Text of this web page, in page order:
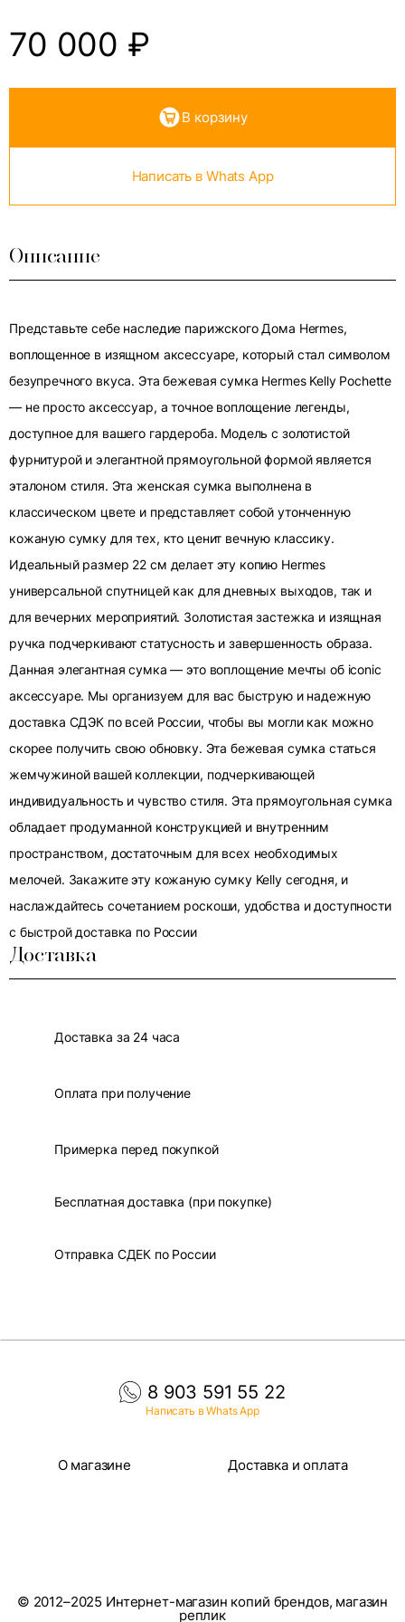
70 000 ₽
В корзину
Написать в Whats App
Описание
Представьте себе наследие парижского Дома Hermes,
воплощенное в изящном аксессуаре, который стал символом
безупречного вкуса. Эта бежевая сумка Hermes Kelly Pochette
— не просто аксессуар, а точное воплощение легенды,
доступное для вашего гардероба. Модель с золотистой
фурнитурой и элегантной прямоугольной формой является
эталоном стиля. Эта женская сумка выполнена в
классическом цвете и представляет собой утонченную
кожаную сумку для тех, кто ценит вечную классику.
Идеальный размер 22 см делает эту копию Hermes
универсальной спутницей как для дневных выходов, так и
для вечерних мероприятий. Золотистая застежка и изящная
ручка подчеркивают статусность и завершенность образа.
Данная элегантная сумка — это воплощение мечты об iconic
аксессуаре. Мы организуем для вас быструю и надежную
доставка СДЭК по всей России, чтобы вы могли как можно
скорее получить свою обновку. Эта бежевая сумка статься
жемчужиной вашей коллекции, подчеркивающей
индивидуальность и чувство стиля. Эта прямоугольная сумка
обладает продуманной конструкцией и внутренним
пространством, достаточным для всех необходимых
мелочей. Закажите эту кожаную сумку Kelly сегодня, и
наслаждайтесь сочетанием роскоши, удобства и доступности
с быстрой доставка по России
Доставка
Доставка за 24 часа
Оплата при получение
Примерка перед покупкой
Бесплатная доставка (при покупке)
Отправка СДЕК по России
8 903 591 55 22
Написать в Whats App
О магазине Доставка и оплата
© 2012–2025 Интернет-магазин копий брендов, магазин
реплик